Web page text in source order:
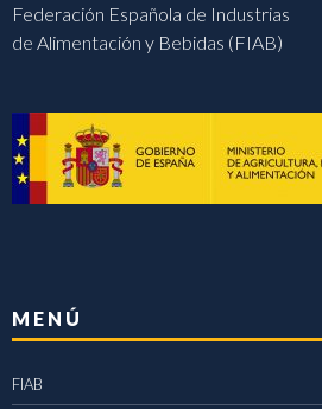
Federación Española de Industrias
de Alimentación y Bebidas (FIAB)
MENÚ
FIAB